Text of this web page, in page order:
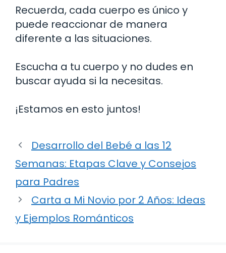
Recuerda, cada cuerpo es único y
puede reaccionar de manera
diferente a las situaciones.
Escucha a tu cuerpo y no dudes en
buscar ayuda si la necesitas.
¡Estamos en esto juntos!
Desarrollo del Bebé a las 12
Semanas: Etapas Clave y Consejos
para Padres
Carta a Mi Novio por 2 Años: Ideas
y Ejemplos Románticos